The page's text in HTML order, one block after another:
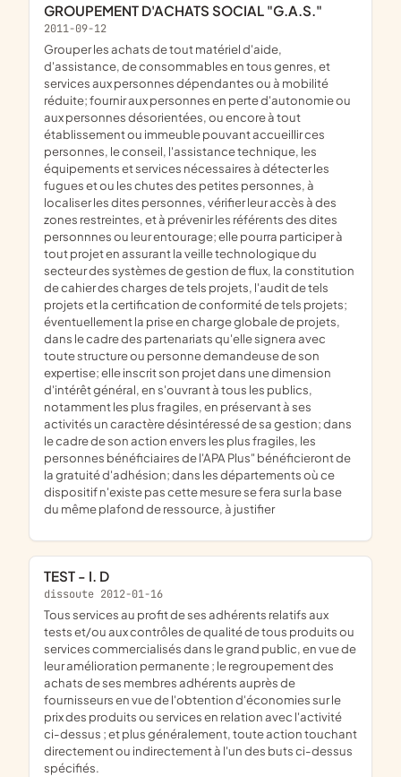
GROUPEMENT D'ACHATS SOCIAL "G.A.S."
2011-09-12
grouper les achats de tout matériel d'aide,
d'assistance, de consommables en tous genres, et
services aux personnes dépendantes ou à mobilité
réduite; fournir aux personnes en perte d'autonomie ou
aux personnes désorientées, ou encore à tout
établissement ou immeuble pouvant accueillir ces
personnes, le conseil, l'assistance technique, les
équipements et services nécessaires à détecter les
fugues et ou les chutes des petites personnes, à
localiser les dites personnes, vérifier leur accès à des
zones restreintes, et à prévenir les référents des dites
personnnes ou leur entourage; elle pourra participer à
tout projet en assurant la veille technologique du
secteur des systèmes de gestion de flux, la constitution
de cahier des charges de tels projets, l'audit de tels
projets et la certification de conformité de tels projets;
éventuellement la prise en charge globale de projets,
dans le cadre des partenariats qu'elle signera avec
toute structure ou personne demandeuse de son
expertise; elle inscrit son projet dans une dimension
d'intérêt général, en s'ouvrant à tous les publics,
notamment les plus fragiles, en préservant à ses
activités un caractère désintéressé de sa gestion; dans
le cadre de son action envers les plus fragiles, les
personnes bénéficiaires de l'APA Plus" bénéficieront de
la gratuité d'adhésion; dans les départements où ce
dispositif n'existe pas cette mesure se fera sur la base
du même plafond de ressource, à justifier
TEST - I. D
dissoute 2012-01-16
tous services au profit de ses adhérents relatifs aux
tests et/ou aux contrôles de qualité de tous produits ou
services commercialisés dans le grand public, en vue de
leur amélioration permanente ; le regroupement des
achats de ses membres adhérents auprès de
fournisseurs en vue de l'obtention d'économies sur le
prix des produits ou services en relation avec l'activité
ci-dessus ; et plus généralement, toute action touchant
directement ou indirectement à l'un des buts ci-dessus
spécifiés.